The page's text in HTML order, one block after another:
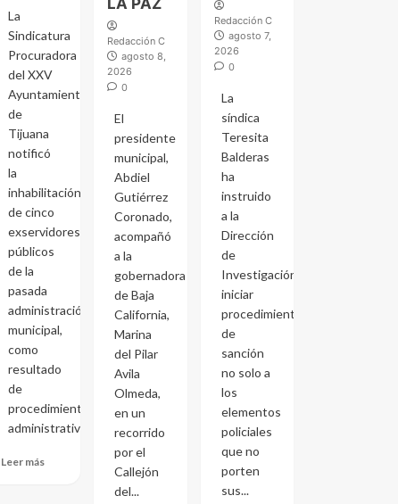
La
Sindicatura
Procuradora
del XXV
Ayuntamiento
de
Tijuana
notificó
la
inhabilitación
de cinco
exservidores
públicos
de la
pasada
administración
municipal,
como
resultado
de
procedimientos
administrativos...
Leer más
Redacción C
agosto 8,
2026
0
El
presidente
municipal,
Abdiel
Gutiérrez
Coronado,
acompañó
a la
gobernadora
de Baja
California,
Marina
del Pilar
Avila
Olmeda,
en un
recorrido
por el
Callejón
del...
Redacción C
agosto 7,
2026
0
La
síndica
Teresita
Balderas
ha
instruido
a la
Dirección
de
Investigación
iniciar
procedimientos
de
sanción
no solo a
los
elementos
policiales
que no
porten
sus...